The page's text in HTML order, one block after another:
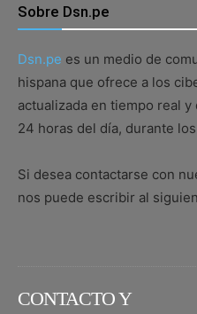
Sobre Dsn.pe
Dsn.pe es un medio de
hispana que ofrece a los
actualizada en tiempo real
24 horas del día, durante
Si desea contactarse con
nos puede escribir al
CONTACTO Y